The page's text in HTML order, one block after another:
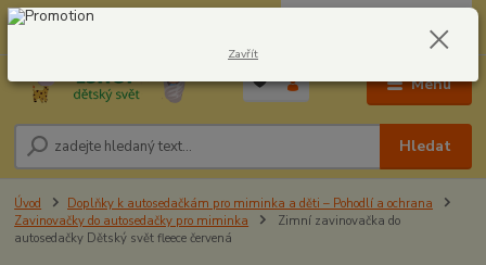
Menu
Hledat
604278943 0,00 Kč
Úvod
Doplňky k autosedačkám pro miminka a děti – Pohodlí a ochrana
Zavinovačky do autosedačky pro miminka
Zimní zavinovačka do
autosedačky Dětský svět fleece červená
Zavřít